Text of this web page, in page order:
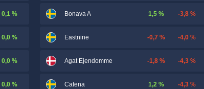
0,1 %
0,0 %
0,0 %
0,0 %
Bonava A 1,5 % -3,8 %
Eastnine -0,7 % -4,0 %
Agat Ejendomme -1,8 % -4,3 %
Catena 1,2 % -4,3 %